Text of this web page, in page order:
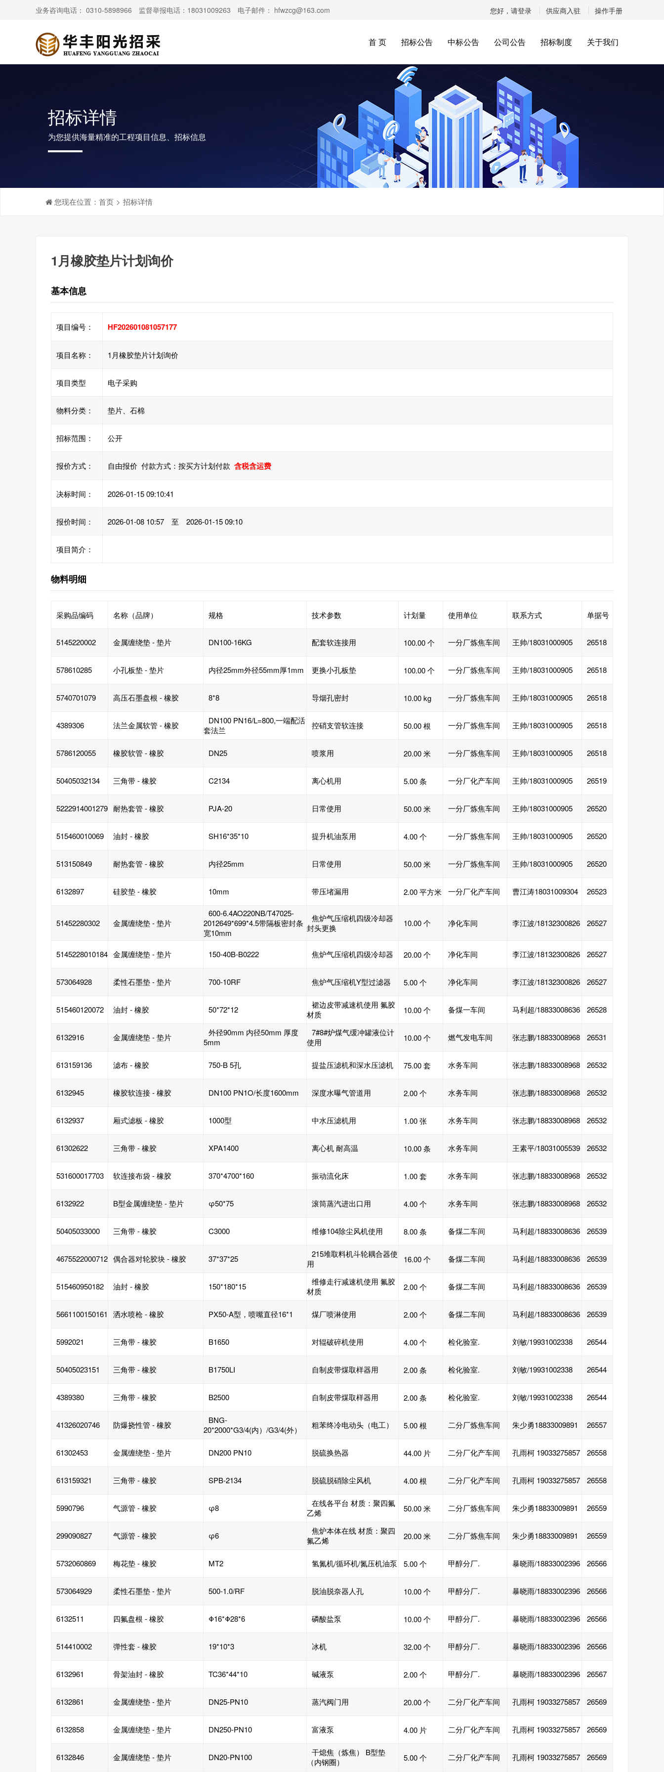
业务咨询电话： 0310-5898966 监督举报电话：18031009263 电子邮件： hfwzcg@163.com 您好，请登录 供应商入驻 操作手册
首 页 招标公告 中标公告 公司公告 招标制度 关于我们
招标详情
为您提供海量精准的工程项目信息、招标信息
您现在位置： 首页 > 招标详情
1月橡胶垫片计划询价
基本信息
项目编号： HF202601081057177
项目名称： 1月橡胶垫片计划询价
项目类型 电子采购
物料分类： 垫片、石棉
招标范围： 公开
报价方式： 自由报价 付款方式：按买方计划付款 含税含运费
决标时间： 2026-01-15 09:10:41
报价时间： 2026-01-08 10:57 至 2026-01-15 09:10
项目简介：
物料明细
采购品编码 名称（品牌） 规格 技术参数 计划量 使用单位 联系方式 单据号
5145220002 金属缠绕垫 - 垫片 DN100-16KG 配套软连接用 100.00 个 一分厂炼焦车间 王帅/18031000905 26518
578610285 小孔板垫 - 垫片 内径25mm外径55mm厚1mm 更换小孔板垫 100.00 个 一分厂炼焦车间 王帅/18031000905 26518
5740701079 高压石墨盘根 - 橡胶 8*8 导烟孔密封 10.00 kg 一分厂炼焦车间 王帅/18031000905 26518
4389306 法兰金属软管 - 橡胶
DN100 PN16/L=800,一端配活
套法兰
控硝支管软连接 50.00 根 一分厂炼焦车间 王帅/18031000905 26518
5786120055 橡胶软管 - 橡胶 DN25 喷浆用 20.00 米 一分厂炼焦车间 王帅/18031000905 26518
50405032134 三角带 - 橡胶 C2134 离心机用 5.00 条 一分厂化产车间 王帅/18031000905 26519
5222914001279 耐热套管 - 橡胶 PJA-20 日常使用 50.00 米 一分厂炼焦车间 王帅/18031000905 26520
515460010069 油封 - 橡胶 SH16*35*10 提升机油泵用 4.00 个 一分厂炼焦车间 王帅/18031000905 26520
513150849 耐热套管 - 橡胶 内径25mm 日常使用 50.00 米 一分厂炼焦车间 王帅/18031000905 26520
6132897 硅胶垫 - 橡胶 10mm 带压堵漏用 2.00 平方米 一分厂化产车间 曹江涛18031009304 26523
51452280302 金属缠绕垫 - 垫片
600-6.4AO220NB/T47025-
2012649*699*4.5带隔板密封条
宽10mm
焦炉气压缩机四级冷却器
封头更换
10.00 个 净化车间 李江波/18132300826 26527
5145228010184 金属缠绕垫 - 垫片 150-40B-B0222 焦炉气压缩机四级冷却器 20.00 个 净化车间 李江波/18132300826 26527
573064928 柔性石墨垫 - 垫片 700-10RF 焦炉气压缩机Y型过滤器 5.00 个 净化车间 李江波/18132300826 26527
515460120072 油封 - 橡胶 50*72*12
裙边皮带减速机使用 氟胶
材质
10.00 个 备煤一车间 马利超/18833008636 26528
6132916 金属缠绕垫 - 垫片
外径90mm 内径50mm 厚度
5mm
7#8#炉煤气缓冲罐液位计
使用
10.00 个 燃气发电车间 张志鹏/18833008968 26531
613159136 滤布 - 橡胶 750-B 5孔 提盐压滤机和深水压滤机 75.00 套 水务车间 张志鹏/18833008968 26532
6132945 橡胶软连接 - 橡胶 DN100 PN1O/长度1600mm 深度水曝气管道用 2.00 个 水务车间 张志鹏/18833008968 26532
6132937 厢式滤板 - 橡胶 1000型 中水压滤机用 1.00 张 水务车间 张志鹏/18833008968 26532
61302622 三角带 - 橡胶 XPA1400 离心机 耐高温 10.00 条 水务车间 王素平/18031005539 26532
531600017703 软连接布袋 - 橡胶 370*4700*160 振动流化床 1.00 套 水务车间 张志鹏/18833008968 26532
6132922 B型金属缠绕垫 - 垫片 φ50*75 滚筒蒸汽进出口用 4.00 个 水务车间 张志鹏/18833008968 26532
50405033000 三角带 - 橡胶 C3000 维修104除尘风机使用 8.00 条 备煤二车间 马利超/18833008636 26539
4675522000712 偶合器对轮胶块 - 橡胶 37*37*25
215堆取料机斗轮耦合器使
用
16.00 个 备煤二车间 马利超/18833008636 26539
515460950182 油封 - 橡胶 150*180*15
维修走行减速机使用 氟胶
材质
2.00 个 备煤二车间 马利超/18833008636 26539
5661100150161 洒水喷枪 - 橡胶 PX50-A型，喷嘴直径16*1 煤厂喷淋使用 2.00 个 备煤二车间 马利超/18833008636 26539
5992021 三角带 - 橡胶 B1650 对辊破碎机使用 4.00 个 检化验室. 刘敏/19931002338 26544
50405023151 三角带 - 橡胶 B1750LI 自制皮带煤取样器用 2.00 条 检化验室. 刘敏/19931002338 26544
4389380 三角带 - 橡胶 B2500 自制皮带煤取样器用 2.00 条 检化验室. 刘敏/19931002338 26544
41326020746 防爆挠性管 - 橡胶
BNG-
20*2000*G3/4(内）/G3/4(外）
粗苯终冷电动头（电工） 5.00 根 二分厂炼焦车间 朱少勇18833009891 26557
61302453 金属缠绕垫 - 垫片 DN200 PN10 脱硫换热器 44.00 片 二分厂化产车间 孔雨柯 19033275857 26558
613159321 三角带 - 橡胶 SPB-2134 脱硫脱硝除尘风机 4.00 根 二分厂化产车间 孔雨柯 19033275857 26558
5990796 气源管 - 橡胶 φ8
在线各平台 材质：聚四氟
乙烯
50.00 米 二分厂炼焦车间 朱少勇18833009891 26559
299090827 气源管 - 橡胶 φ6
焦炉本体在线 材质：聚四
氟乙烯
20.00 米 二分厂炼焦车间 朱少勇18833009891 26559
5732060869 梅花垫 - 橡胶 MT2 氢氮机/循环机/氮压机油泵 5.00 个 甲醇分厂. 暴晓雨/18833002396 26566
573064929 柔性石墨垫 - 垫片 500-1.0/RF 脱油脱奈器人孔 10.00 个 甲醇分厂. 暴晓雨/18833002396 26566
6132511 四氟盘根 - 橡胶 Φ16*Φ28*6 磷酸盐泵 10.00 个 甲醇分厂. 暴晓雨/18833002396 26566
514410002 弹性套 - 橡胶 19*10*3 冰机 32.00 个 甲醇分厂. 暴晓雨/18833002396 26566
6132961 骨架油封 - 橡胶 TC36*44*10 碱液泵 2.00 个 甲醇分厂. 暴晓雨/18833002396 26567
6132861 金属缠绕垫 - 垫片 DN25-PN10 蒸汽阀门用 20.00 个 二分厂化产车间 孔雨柯 19033275857 26569
6132858 金属缠绕垫 - 垫片 DN250-PN10 富液泵 4.00 片 二分厂化产车间 孔雨柯 19033275857 26569
6132846 金属缠绕垫 - 垫片 DN20-PN100
干熄焦（炼焦） B型垫
（内钢圈）
5.00 个 二分厂化产车间 孔雨柯 19033275857 26569